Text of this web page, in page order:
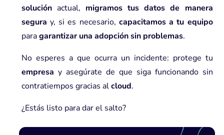
soluciónactual, migramos tus datos de manera
segura y, si es necesario, capacitamos a tu equipo
paragarantizar una adopción sin problemas.
No esperes a que ocurra un incidente: protege tu
empresa y asegúrate de que siga funcionando sin
contratiempos gracias alcloud.
¿Estás listo para dar el salto?